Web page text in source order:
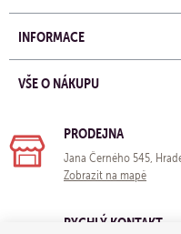
INFORMACE
VŠE O NÁKUPU
PRODEJNA
Jana Černého 545,
Zobrazit na mapě
RYCHLÝ KONTAKT